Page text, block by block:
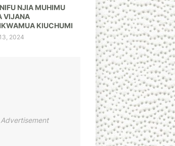
NJIA MUHIMU
VIJANA
KIUCHUMI
2024